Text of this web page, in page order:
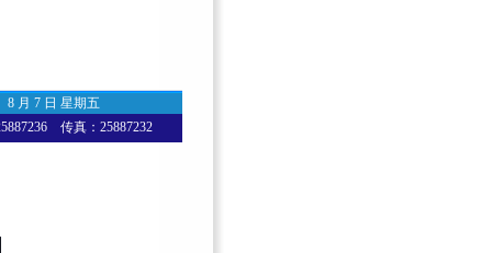
8 月 7 日 星期五
传真：25887232